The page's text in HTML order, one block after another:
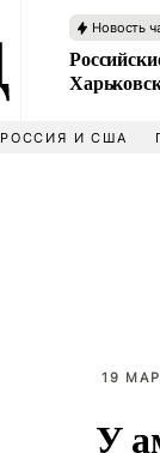
Новость
РОССИЯ И США
19
У